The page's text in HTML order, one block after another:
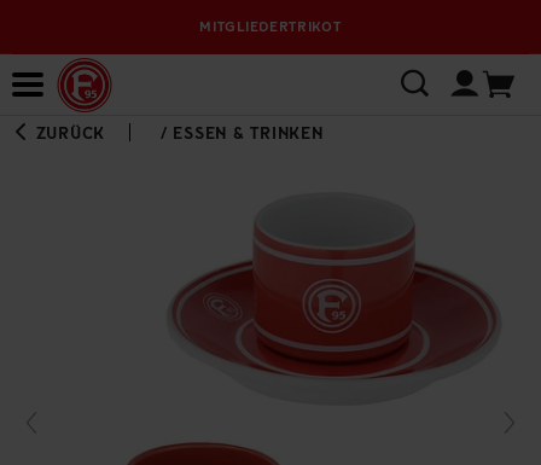
MITGLIEDERTRIKOT
ZURÜCK / ESSEN & TRINKEN